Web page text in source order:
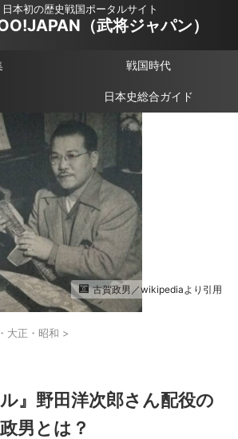
日本初の歴史戦国ポータルサイト
（武将ジャパン）
戦国時代
日本史総合ガイド
古賀政男／wikipediaより引用
大正・昭和 >
』野田洋次郎さん配役の
男とは？